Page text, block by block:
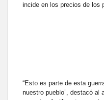
incide en los precios de los
“Esto es parte de esta
nuestro pueblo”, destacó al